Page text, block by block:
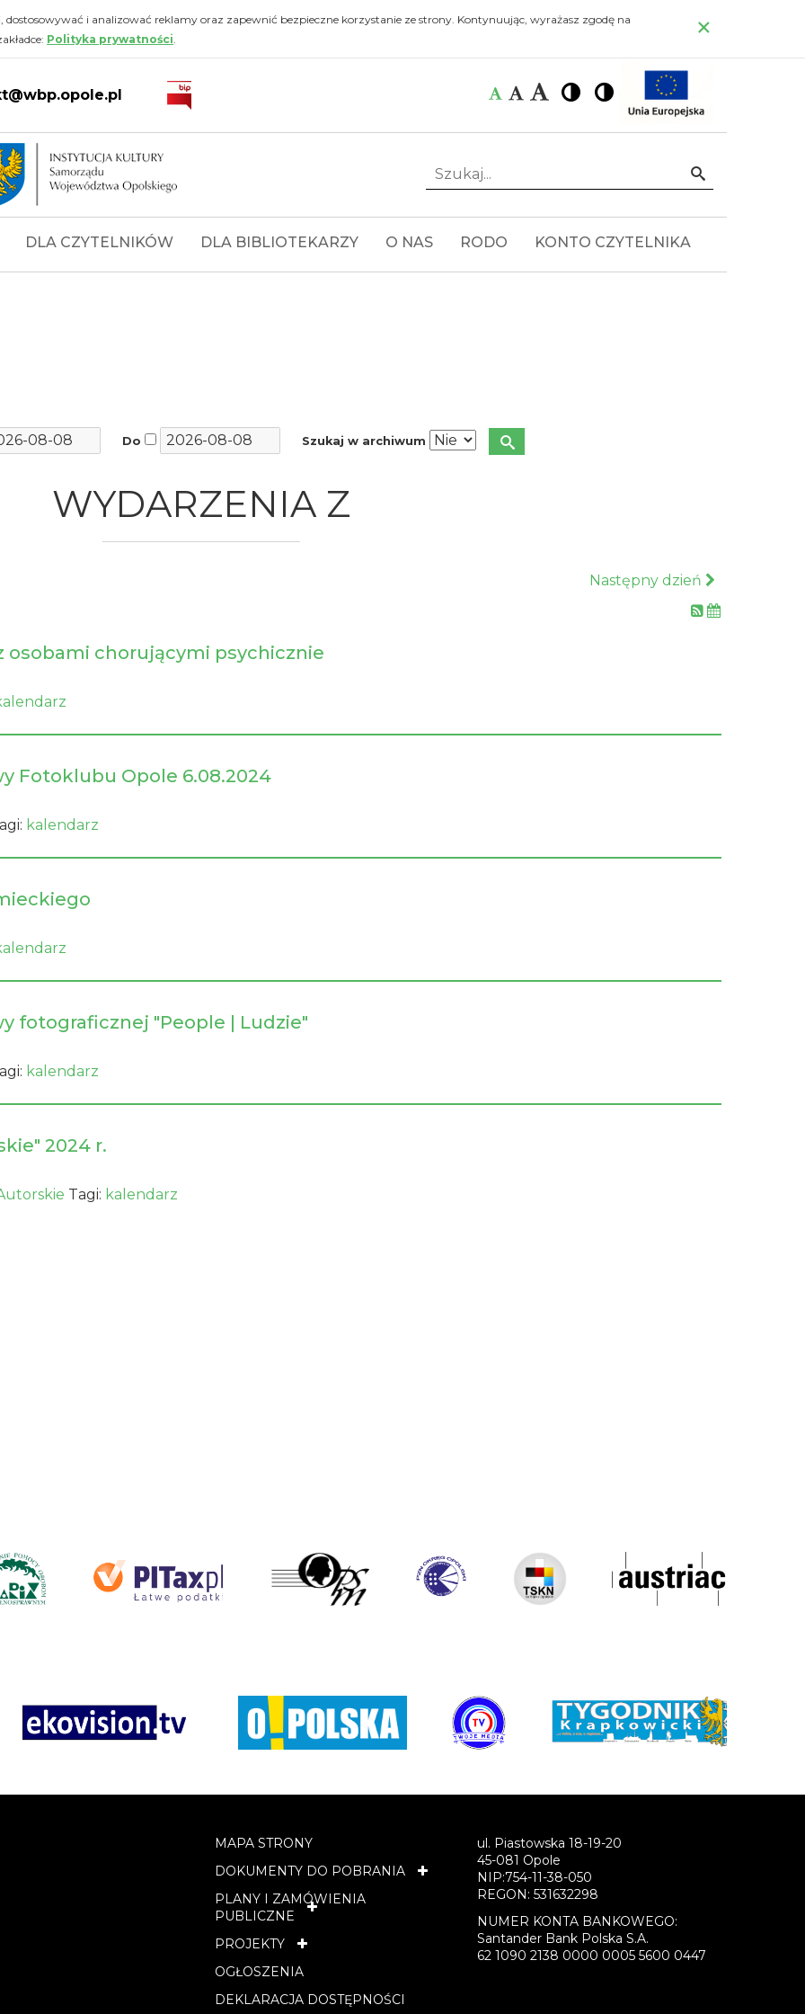
i analizować reklamy oraz zapewnić bezpieczne korzystanie ze strony. Kontynuując, wyrażasz zgodę na
Polityka prywatności. ×
Czcionka:
Czcionka
Czcionka
Czcionka
Wysoki
kontrast
Wysoki
kontrast
Idź
Szukaj...
DLA CZYTELNIKÓW DLA BIBLIOTEKARZY O NAS RODO KONTO CZYTELNIKA
Do Szukaj w archiwum
WYDARZENIA Z
Następny dzień
osobami chorującymi psychicznie
Fotoklubu Opole 6.08.2024
kalendarz
fotograficznej "People | Ludzie"
kalendarz
2024 r.
Tagi: kalendarz
MAPA STRONY
DOKUMENTY DO POBRANIA
PLANY I ZAMÓWIENIA
PUBLICZNE
PROJEKTY
OGŁOSZENIA
DEKLARACJA DOSTĘPNOŚCI
ul. Piastowska 18-19-20
45-081 Opole
NIP:754-11-38-050
REGON: 531632298
NUMER KONTA BANKOWEGO:
Santander Bank Polska S.A.
62 1090 2138 0000 0005 5600 0447